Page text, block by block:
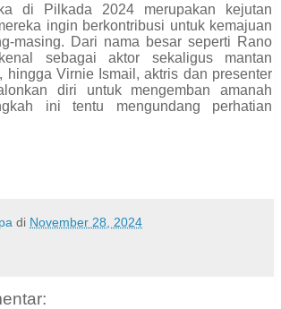
di Pilkada 2024 merupakan kejutan
ingin berkontribusi untuk kemajuan
masing. Dari nama besar seperti Rano
sebagai aktor sekaligus mantan
hingga Virnie Ismail, aktris dan presenter
diri untuk mengemban amanah
ini tentu mengundang perhatian
di November 28, 2024